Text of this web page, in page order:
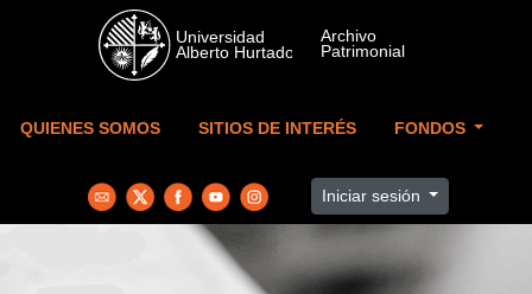
Skip to main content
QUIENES SOMOS SITIOS DE INTERÉS FONDOS
Iniciar sesión